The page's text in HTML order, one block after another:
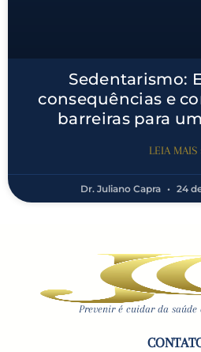
Sedentarismo:
consequências e
barreiras para
LEIA MAIS
Dr. Juliano Capra 24
Prevenir é cuidar da saúde